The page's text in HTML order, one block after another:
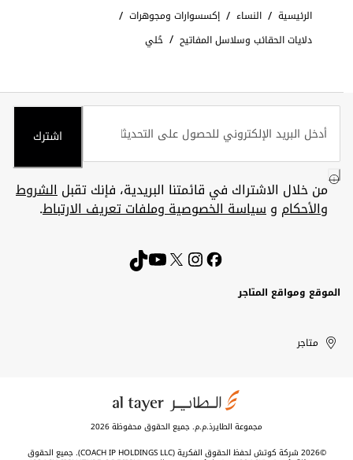
الرئيسية / النساء / إكسسوارات ومجوهرات /
دلايات الحقائب وسلاسل المفاتيح / حُلي
اشترك
من خلال الاشتراك في قائمتنا البريدية، فإنك تقبلالشروط
والأحكام وسياسة الخصوصية وملفات تعريف الارتباط.
الموقع ومواقع المتاجر
United
Arab
Kuwait
الإمارات
العربية
الكويت
متاجر
مجموعة الطايرذ.م.م. جميع الحقوق محفوظة 2026
©2026 شركة كوتش لحفظ الحقوق الفكرية (COACH IP HOLDINGS LLC). جميع الحقوق